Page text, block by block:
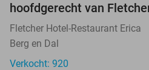
hoofdgerecht van
Fletcher Hotel-Restaurant Erica
Berg en Dal
Verkocht: 920